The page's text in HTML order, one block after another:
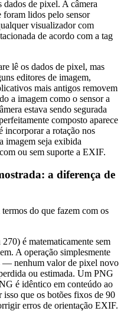
de pixel. A câmera
foram lidos pelo sensor
visualizador com
de acordo com a tag
lê os dados de pixel, mas
editores de imagem,
mais antigos removem
a imagem como o sensor a
estava sendo segurada
composto aparece
incorporar a rotação nos
imagem seja exibida
ou sem suporte a EXIF.
a diferença de
do que fazem com os
é matematicamente sem
A operação simplesmente
— nenhum valor de pixel novo
ou estimada. Um PNG
é idêntico em conteúdo ao
que os botões fixos de 90
erros de orientação EXIF.